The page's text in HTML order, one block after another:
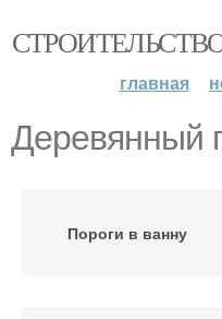
главная
Деревянный
Пороги в ванну